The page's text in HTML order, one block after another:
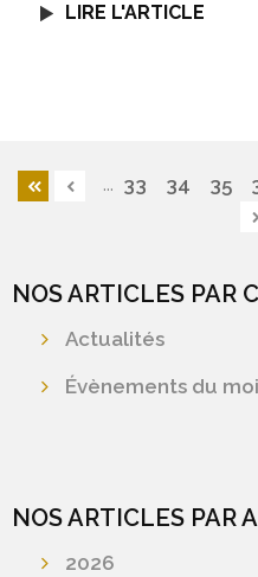
LIRE L'ARTICLE
... 33 34 35
NOS ARTICLES PAR
Actualités
Évènements du
NOS ARTICLES PAR
2026